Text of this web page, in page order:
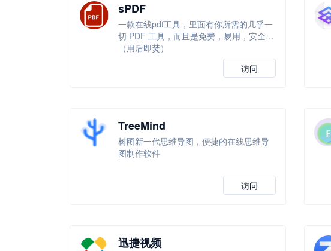
sPDF
一款在线pdf工具，里面有你所需的几乎一
切 PDF 工具，而且是免费，易用，安全
（用后即焚）
访问
TreeMind
树图新一代思维导图，便捷的在线思维导
图制作软件
访问
迅捷视频